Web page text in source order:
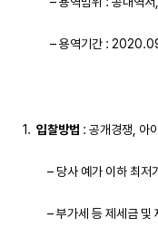
– 용역기간 :
입찰방법 : 공개경쟁, 아
– 당사 예가 이하 최저
– 부가세 등 제세금 및